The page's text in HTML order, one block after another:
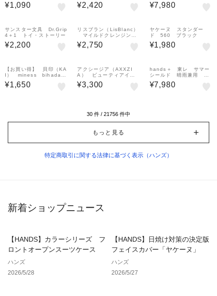
ブミニボトル限定セット
¥1,090 ¥2,420
A） スターターキッ
ト ブラック
¥7,980
サンスター文具 Dr.Grip
4＋1 トイ・ストーリー
¥2,200
リスブラン（LisBlanc）
マイルドクレンジング
ウォーター 250mL
¥2,750
ヤケーヌ スタンダー
ド 560 ブラック
¥1,980
【お買い得】 貝印（KA
I） miness bihada
ompa Lホルダー GA
0081
¥1,650
アクシージア（AXXZI
A） ビューティアイ
ズ エッセンスシート
プレミアムグロウ 20枚
¥3,300
hands＋ 東レ サマー
シールド 晴雨兼用 風
に強い折りたたみ傘 60
cm ベージュ
¥7,980
30 件 / 21756 件中
もっと見る
特定商取引に関する法律に基づく表示（ハンズ）
新着ショップニュース
【HANDS】カラーシリーズ フ
ロントオープンスーツケース
ハンズ
2026/5/28
【HANDS】日焼け対策の決定版
フェイスカバー「ヤケーヌ」
ハンズ
2026/5/27